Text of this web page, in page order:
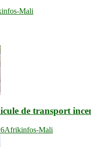
Mali
de transport
Afrikinfos-Mali